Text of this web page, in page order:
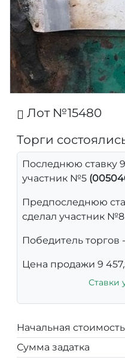
Лот №15480
Торги
Последнюю ставку
участник №5
Предпоследнюю
сделал участник №8
Победитель торгов
Цена продажи 9
Ставки
Начальная стоимость
Сумма задатка